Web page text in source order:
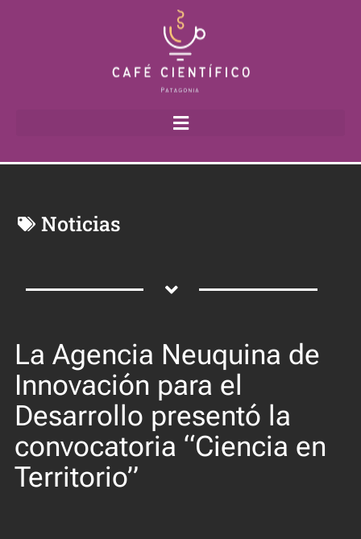
Noticias
La Agencia Neuquina de
Innovación para el
Desarrollo presentó la
convocatoria “Ciencia en
Territorio”